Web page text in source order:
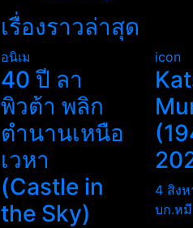
เรื่องราวล่าสุด
อนิเม
40 ปี ลา
พิวต้า พลิก
ตำนานเหนือ
เวหา
(Castle in
the Sky)
icon
4 สิง
บก.หมี